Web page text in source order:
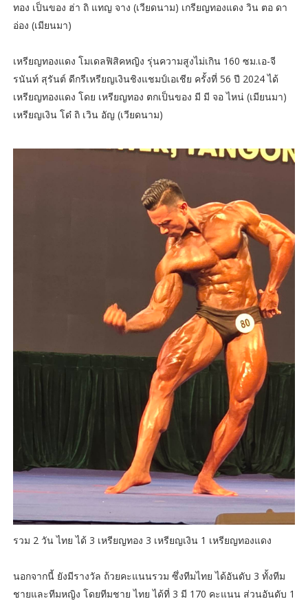
ทอง เป็นของ ฮ่า ถิ แทญ จาง (เวียดนาม) เกรียญทองแดง วิน ตอ ดา
อ่อง (เมียนมา)
เหรียญทองแดง โมเดลฟิสิคหญิง รุ่นความสูงไม่เกิน 160 ซม.เอ-จี
รนันท์ สุรันต์ ดีกรีเหรียญเงินชิงแชมป์เอเชีย ครั้งที่ 56 ปี 2024 ได้
เหรียญทองแดง โดย เหรียญทอง ตกเป็นของ มี มี จอ ไหน่ (เมียนมา)
เหรียญเงิน โด๋ ถิ เวิน อัญ (เวียดนาม)
รวม 2 วัน ไทย ได้ 3 เหรียญทอง 3 เหรียญเงิน 1 เหรียญทองแดง
นอกจากนี้ ยังมีรางวัล ถ้วยคะแนนรวม ซึ่งทีมไทย ได้อันดับ 3 ทั้งทีม
ชายและทีมหญิง โดยทีมชาย ไทย ได้ที่ 3 มี 170 คะแนน ส่วนอันดับ 1